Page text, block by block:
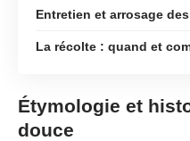
Entretien et arrosage
La récolte : quand et
Étymologie et
douce